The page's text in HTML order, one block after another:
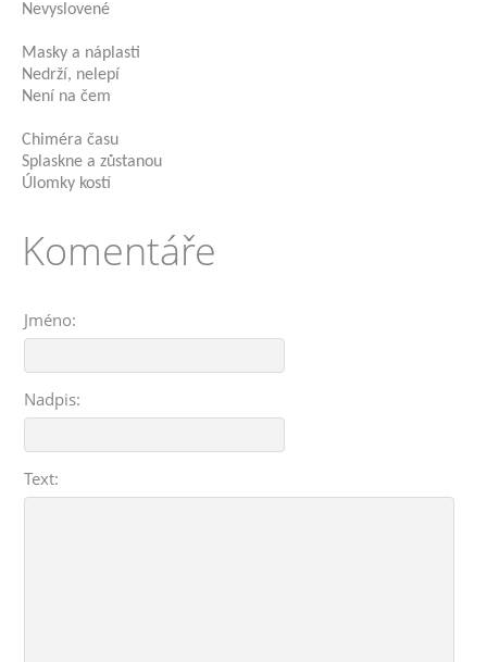
Nevyslovené
Masky a náplasti
Nedrží, nelepí
Není na čem
Chiméra času
Splaskne a zůstanou
Úlomky kostí
Komentáře
Jméno:
Nadpis:
Text: